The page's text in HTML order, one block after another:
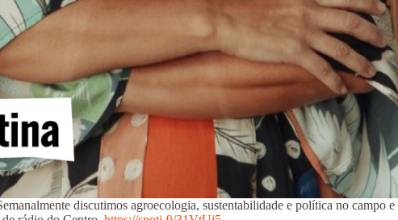
discutimos agroecologia, sustentabilidade e política no campo